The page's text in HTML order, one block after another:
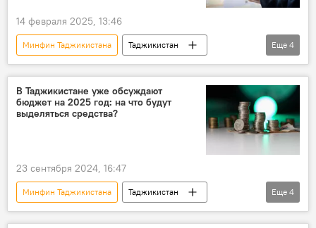
14 февраля 2025, 13:46
Минфин Таджикистана
Таджикистан
Экономика
банк
исламский банкинг
финансы
Еще 4
В Таджикистане уже обсуждают
бюджет на 2025 год: на что будут
выделяться средства?
23 сентября 2024, 16:47
Минфин Таджикистана
Таджикистан
бюджет
Правительство Таджикистана
Еще 4